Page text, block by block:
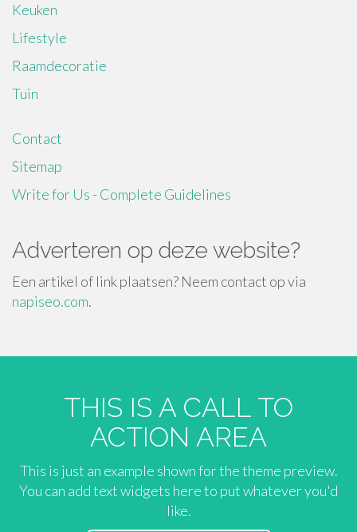
Keuken
Lifestyle
Raamdecoratie
Tuin
Contact
Sitemap
Write for Us - Complete Guidelines
Adverteren op deze website?
Een artikel of link plaatsen? Neem contact op via
napiseo.com.
THIS IS A CALL TO
ACTION AREA
This is just an example shown for the theme preview.
You can add text widgets here to put whatever you'd
like.